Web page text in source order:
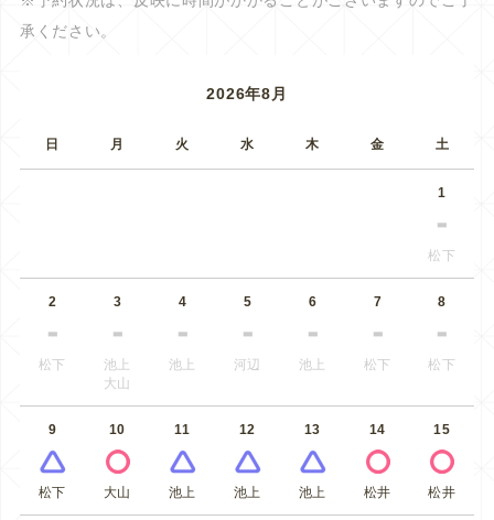
承ください。
2026年8月
日 月 火 水 木 金 土
1
松下
2
松下
3
池上
大山
4
池上
5
河辺
6
池上
7
松下
8
松下
9
松下
10
大山
11
池上
12
池上
13
池上
14
松井
15
松井